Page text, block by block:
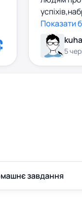
Показати
5
завдання